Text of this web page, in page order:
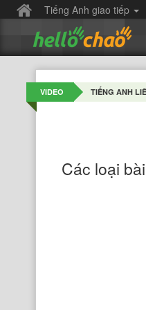
Tiếng Anh giao tiếp
VIDEO TIẾNG ANH
Các loại